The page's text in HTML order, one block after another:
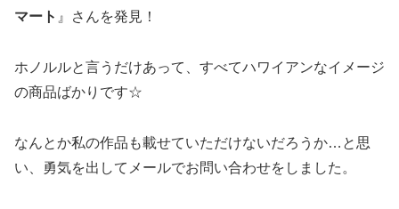
マート 』さんを発見！
ホノルルと言うだけあって、すべてハワイアンなイメージ
の商品ばかりです☆
なんとか私の作品も載せていただけないだろうか…と思
い、勇気を出してメールでお問い合わせをしました。